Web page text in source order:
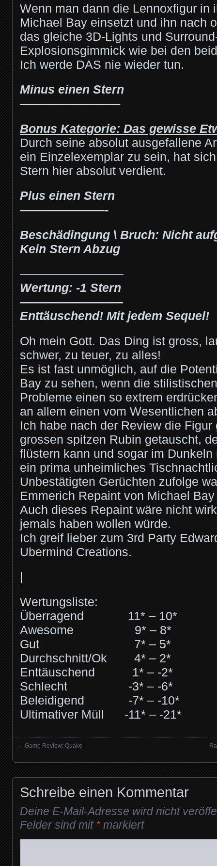
Wenn man dann die Lennoxfigur in
Michael Bay einsetzt und ihn nach
das gleiche 3D-Lights und
Explosionsgimmick wie bei den
Ich werde DAS nie wieder tun.
Minus einen Stern
————————-
Bonus Kategorie: Das gewisse
Durch seine absolut ausgefallene
ein Einzelexemplar zu sein, hat
Stern hier absolut verdient.
Plus einen Stern
———————-
Beschädingung \ Bruch: Nicht
Kein Stern Abzug
————————–
Wertung: -1 Stern
————————–
Enttäuschend! Mit jedem Sequel!
Oh mein Gott. Das Ding ist gross,
schwer, zu teuer, zu alles!
Es ist fast unmöglich, auf die
Bay zu sehen, wenn die
Probleme einen so extrem
an allem einen vom Wesentlichen
Ich habe nach der Review die
grossen spitzen Rubin getauscht,
flüstern kann und sogar im Dunkeln
ein prima unheimliches
Unbestätigten Gerüchten zufolge
Emmerich Repaint von Michael
Auch dieses Repaint wäre nicht
jemals haben wollen würde.
Ich greif lieber zum 3rd Party
Ubermind Creations.
Wertungsliste:
Überragend 11* – 10*
Awesome 9* – 8*
Gut 7* – 5*
Durchschnitt/Ok 4* – 2*
Enttäuschend 1* – -2*
Schlecht -3* – -6*
Beleidigend -7* – -10*
Ultimativer Müll -11* – -21*
← Game Review: Quake
Schreibe einen Kommentar
Deine E-Mail-Adresse wird nicht
Felder sind mit *markiert